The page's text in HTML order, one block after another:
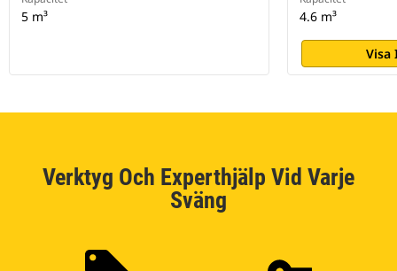
5 m³ 4.6 m³
Visa
Verktyg Och Experthjälp Vid Varje
Sväng